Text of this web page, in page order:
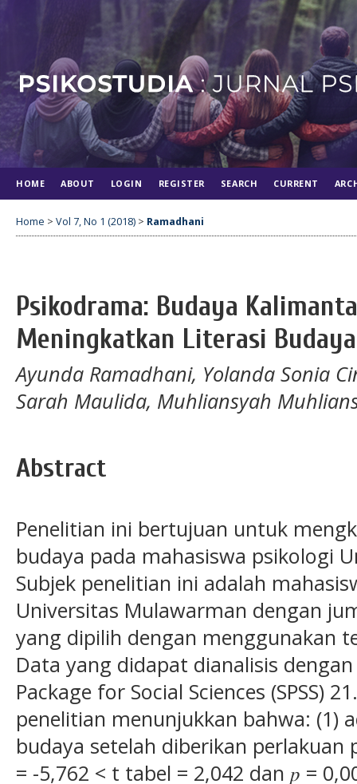
HOME ABOUT LOGIN REGISTER SEARCH CURRENT
Home > Vol 7, No 1 (2018) > Ramadhani
Psikodrama: Budaya
Meningkatkan Literasi
Ayunda Ramadhani, Yolanda Sonia
Sarah Maulida, Muhliansyah
Abstract
Penelitian ini bertujuan untuk
budaya pada mahasiswa psikologi
Subjek penelitian ini adalah
Universitas Mulawarman dengan
yang dipilih dengan menggunakan
Data yang didapat dianalisis
Package for Social Sciences (SPSS)
penelitian menunjukkan bahwa: (1)
budaya setelah diberikan
= -5,762 < t tabel = 2,042 dan 𝑝 =